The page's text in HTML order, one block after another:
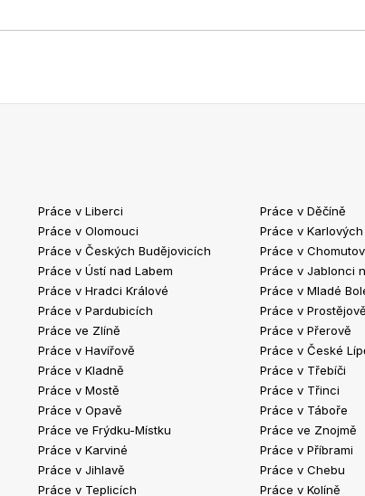
Práce v Liberci
Práce v Olomouci
Práce v Českých Budějovicích
Práce v Ústí nad Labem
Práce v Hradci Králové
Práce v Pardubicích
Práce ve Zlíně
Práce v Havířově
Práce v Kladně
Práce v Mostě
Práce v Opavě
Práce ve Frýdku-Místku
Práce v Karviné
Práce v Jihlavě
Práce v Teplicích
Práce v Děčíně
Práce v
Práce v
Práce v Jablonci
Práce v Mladé
Práce v Prostějově
Práce v Přerově
Práce v České
Práce v Třebíči
Práce v Třinci
Práce v Táboře
Práce ve Znojmě
Práce v Příbrami
Práce v Chebu
Práce v Kolíně